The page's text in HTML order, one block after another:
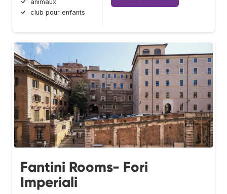
animaux
club pour enfants
Fantini Rooms- Fori
Imperiali